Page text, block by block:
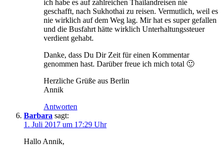
ich habe es auf zahlreichen Thailandreisen nie
geschafft, nach Sukhothai zu reisen. Vermutlich, weil es
nie wirklich auf dem Weg lag. Mir hat es super gefallen
und die Busfahrt hätte wirklich Unterhaltungssteuer
verdient gehabt.
Danke, dass Du Dir Zeit für einen Kommentar
genommen hast. Darüber freue ich mich total 🙂
Herzliche Grüße aus Berlin
Annik
Antworten
Barbara sagt:
1. Juli 2017 um 17:29 Uhr
Hallo Annik,